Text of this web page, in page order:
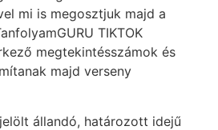
mi is megosztjuk majd a
TIKTOK
megtekintésszámok és
majd verseny
állandó, határozott idejű